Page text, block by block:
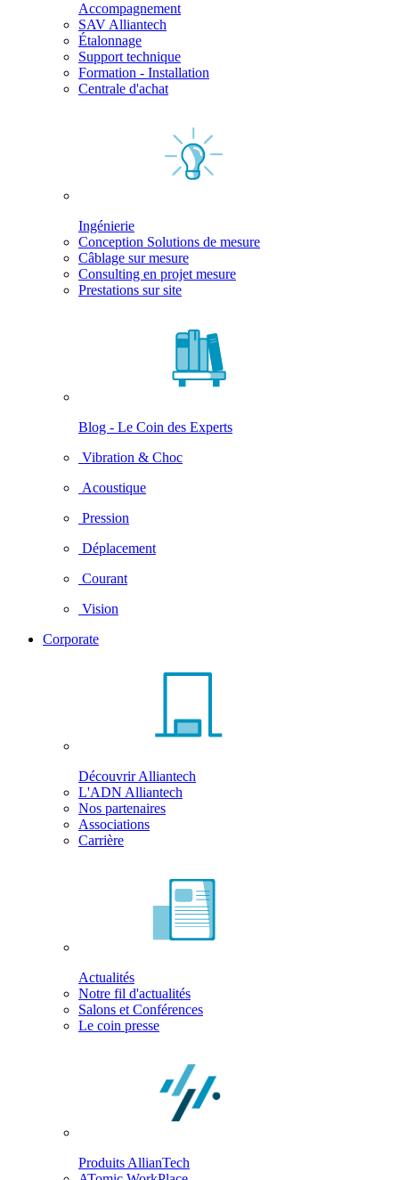
Accompagnement
SAV Alliantech
Étalonnage
Support technique
Formation - Installation
Centrale d'achat
Ingénierie
Conception Solutions de mesure
Câblage sur mesure
Consulting en projet mesure
Prestations sur site
Blog - Le Coin des Experts
Vibration & Choc
Acoustique
Pression
Déplacement
Courant
Vision
Corporate
Découvrir Alliantech
L'ADN Alliantech
Nos partenaires
Associations
Carrière
Actualités
Notre fil d'actualités
Salons et Conférences
Le coin presse
Produits AllianTech